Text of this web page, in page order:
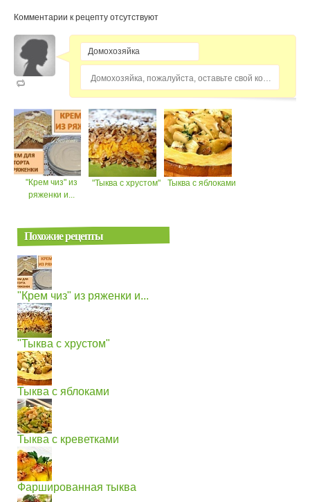
Комментарии к рецепту отсутствуют
"Крем чиз" из
ряженки и...
"Тыква с хрустом" Тыква с яблоками
Похожие рецепты
"Крем чиз" из ряженки и...
"Тыква с хрустом"
Тыква с яблоками
Тыква с креветками
Фаршированная тыква